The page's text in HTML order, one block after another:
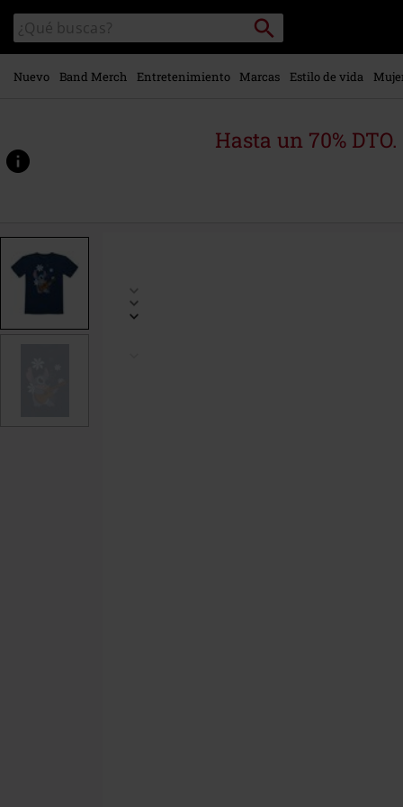
contenido
principal
Buscar
en
el
catálogo
Buscar
Nuevo Band Merch Entretenimiento Marcas Estilo de vida
Hasta un 70%
www.emp-
p/kids-
523002.html